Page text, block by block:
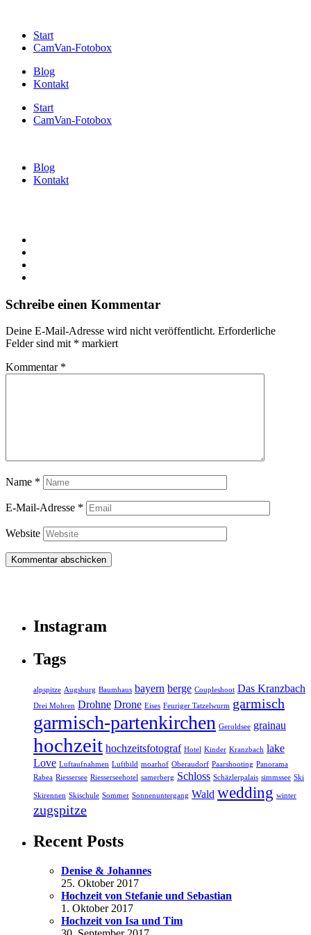
Start
CamVan-Fotobox
Blog
Kontakt
Start
CamVan-Fotobox
Blog
Kontakt
Schreibe einen Kommentar
Deine E-Mail-Adresse wird nicht veröffentlicht. Erforderliche
Felder sind mit * markiert
Kommentar *
Name *
E-Mail-Adresse *
Website
Instagram
Tags
alpspitze Augsburg Baumhaus bayern berge Coupleshoot Das Kranzbach
Drei Mohren Drohne Drone Eises Feuriger Tatzelwurm garmisch
garmisch-partenkirchen Geroldsee grainau
hochzeit hochzeitsfotograf Hotel Kinder Kranzbach lake
Love Luftaufnahmen Luftbild moarhof Oberaudorf Paarshooting Panorama
Rabea Riessersee Riesserseehotel samerberg Schloss Schäzlerpalais simmssee Ski
Skirennen Skischule Sommer Sonnenuntergang Wald wedding winter
zugspitze
Recent Posts
Denise & Johannes
25. Oktober 2017
Hochzeit von Stefanie und Sebastian
1. Oktober 2017
Hochzeit von Isa und Tim